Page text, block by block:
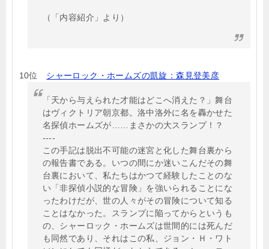
（「内容紹介」より）
10位 シャーロック・ホームズの凱旋：森見登美彦
「天から与えられた才能はどこへ消えた？」舞台
はヴィクトリア朝京都。洛中洛外に名を轟かせた
名探偵ホームズが……まさかの大スランプ！？
----
この手記は脱出不可能の迷宮と化した舞台裏から
の報告書である。いつの間にか迷いこんだその舞
台裏において、私たちはかつて経験したことのな
い「非探偵小説的な冒険」を強いられることにな
ったわけだが、世の人々がその冒険について知る
ことはなかった。スランプに陥ってからというも
の、シャーロック・ホームズは世間的には死んだ
も同然であり、それはこの私、ジョン・Ｈ・ワト